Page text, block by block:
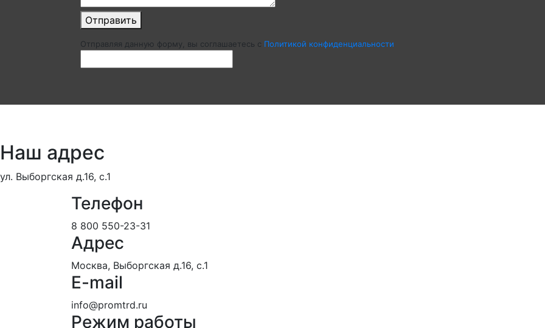
Отправить
Отправляя данную форму, вы соглашаетесь c Политикой конфиденциальности
Наш адрес
ул. Выборгская д.16, с.1
Телефон
8 800 550-23-31
Адрес
Москва, Выборгская д.16, с.1
E-mail
info@promtrd.ru
Режим работы